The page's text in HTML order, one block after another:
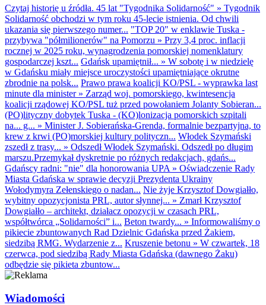
Czytaj historię u źródła. 45 lat "Tygodnika Solidarność" » Tygodnik
Solidarność obchodzi w tym roku 45-lecie istnienia. Od chwili
ukazania się pierwszego numer... "TOP 20" w enklawie Tuska -
przybywa "półmilionerów" na Pomorzu » Przy 3,4 proc. inflacji
rocznej w 2025 roku, wynagrodzenia pomorskiej nomenklatury
gospodarczej kszt... Gdańsk upamiętnił... » W sobotę i w niedzielę
w Gdańsku miały miejsce uroczystości upamiętniające okrutne
zbrodnie na polsk... Prawo prawa koalicji KO/PSL - wyprawka last
minute dla minister» Zarząd woj. pomorskiego, kwintesencja
koalicji rządowej KO/PSL tuż przed powołaniem Jolanty Sobieran...
(PO)lityczny dobytek Tuska - (KO)lonizacja pomorskich szpitali
na... g... » Minister J. Sobierańska-Grenda, formalnie bezpartyjna, to
krew z krwi (PO)morskiej kultury polityczn... Włodek Szymański
zszedł z trasy... » Odszedł Włodek Szymański. Odszedł po długim
marszu.Przemykał dyskretnie po różnych redakcjach, gdańs...
Gdańscy radni: "nie" dla honorowania UPA » Oświadczenie Rady
Miasta Gdańska w sprawie decyzji Prezydenta Ukrainy
Wołodymyra Zełenskiego o nadan... Nie żyje Krzysztof Dowgiałło,
wybitny opozycjonista PRL, autor słynnej... » Zmarł Krzysztof
Dowgiałło – architekt, działacz opozycji w czasach PRL,
współtwórca „Solidarności” i... Beton twardy... » Informowaliśmy o
pikiecie zbuntowanych Rad Dzielnic Gdańska przed Żakiem,
siedzibą RMG. Wydarzenie z... Kruszenie betonu » W czwartek, 18
czerwca, pod siedzibą Rady Miasta Gdańska (dawnego Żaku)
odbędzie się pikieta zbuntow...
Wiadomości